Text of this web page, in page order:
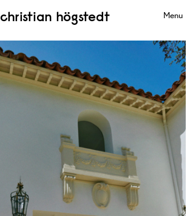
Menu
christian högstedt